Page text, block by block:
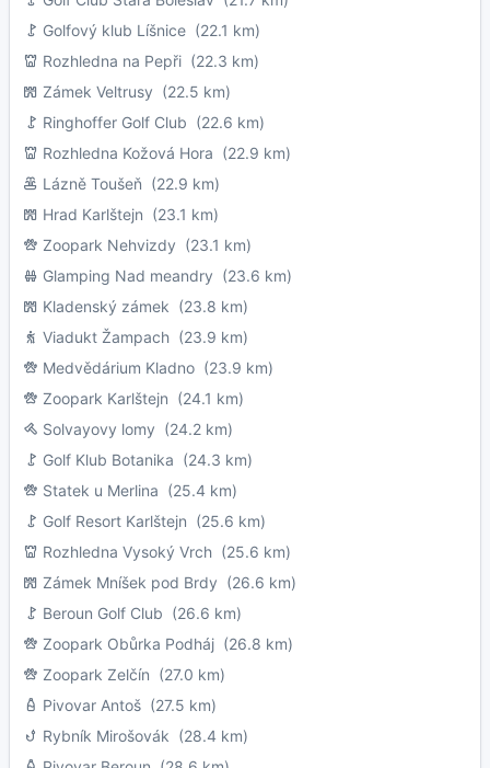
Golfový klub Líšnice (22.1 km)
Rozhledna na Pepři (22.3 km)
Zámek Veltrusy (22.5 km)
Ringhoffer Golf Club (22.6 km)
Rozhledna Kožová Hora (22.9 km)
Lázně Toušeň (22.9 km)
Hrad Karlštejn (23.1 km)
Zoopark Nehvizdy (23.1 km)
Glamping Nad meandry (23.6 km)
Kladenský zámek (23.8 km)
Viadukt Žampach (23.9 km)
Medvědárium Kladno (23.9 km)
Zoopark Karlštejn (24.1 km)
Solvayovy lomy (24.2 km)
Golf Klub Botanika (24.3 km)
Statek u Merlina (25.4 km)
Golf Resort Karlštejn (25.6 km)
Rozhledna Vysoký Vrch (25.6 km)
Zámek Mníšek pod Brdy (26.6 km)
Beroun Golf Club (26.6 km)
Zoopark Obůrka Podháj (26.8 km)
Zoopark Zelčín (27.0 km)
Pivovar Antoš (27.5 km)
Rybník Mirošovák (28.4 km)